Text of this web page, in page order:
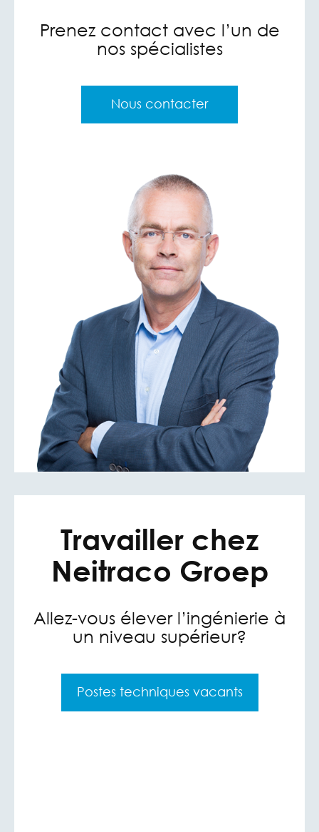
Prenez contact avec l’un de
nos spécialistes
Nous contacter
Travailler chez
Neitraco Groep
Allez-vous élever l’ingénierie à
un niveau supérieur?
Postes techniques vacants